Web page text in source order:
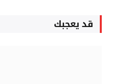
قد يعجبك